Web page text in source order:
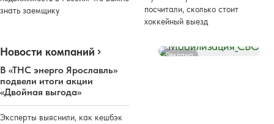
знать заемщику
посчитали, сколько стоит
хоккейный выезд
Новости компаний
В «ТНС энерго Ярославль»
подвели итоги акции
«Двойная выгода»
Эксперты выяснили, как кешбэк
Реклама